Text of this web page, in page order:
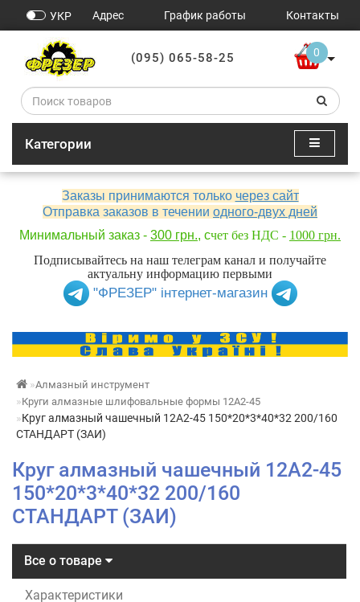
УКР Адрес График работы Контакты
Категории
(095) 065-58-25 0
Заказы принимаются только через сайт
Отправка заказов в течении одного-двух дней
Минимальный заказ - 300 грн., счет без НДС - 1000 грн.
Подписывайтесь на наш телеграм канал и получайте
актуальну информацию первыми
"ФРЕЗЕР" інтернет-магазин
Алмазный инструмент
Круги алмазные шлифовальные формы 12А2-45
Круг алмазный чашечный 12А2-45 150*20*3*40*32 200/160
СТАНДАРТ (ЗАИ)
Круг алмазный чашечный 12А2-45
150*20*3*40*32 200/160
СТАНДАРТ (ЗАИ)
Все о товаре
Характеристики